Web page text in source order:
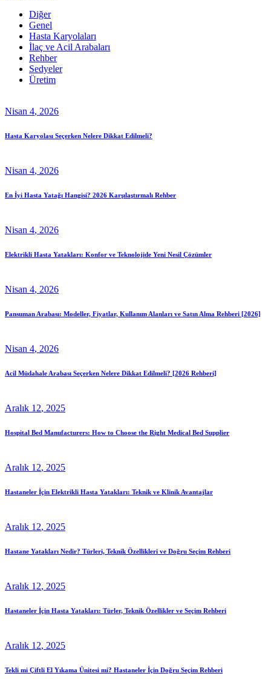
Diğer
Genel
Hasta Karyolaları
İlaç ve Acil Arabaları
Rehber
Sedyeler
Üretim
Nisan 4, 2026
Hasta Karyolası Seçerken Nelere Dikkat Edilmeli?
Nisan 4, 2026
En İyi Hasta Yatağı Hangisi? 2026 Karşılaştırmalı Rehber
Nisan 4, 2026
Elektrikli Hasta Yatakları: Konfor ve Teknolojide Yeni Nesil Çözümler
Nisan 4, 2026
Pansuman Arabası: Modeller, Fiyatlar, Kullanım Alanları ve Satın Alma Rehberi [2026]
Nisan 4, 2026
Acil Müdahale Arabası Seçerken Nelere Dikkat Edilmeli? [2026 Rehberi]
Aralık 12, 2025
Hospital Bed Manufacturers: How to Choose the Right Medical Bed Supplier
Aralık 12, 2025
Hastaneler İçin Elektrikli Hasta Yatakları: Teknik ve Klinik Avantajlar
Aralık 12, 2025
Hastane Yatakları Nedir? Türleri, Teknik Özellikleri ve Doğru Seçim Rehberi
Aralık 12, 2025
Hastaneler İçin Hasta Yatakları: Türler, Teknik Özellikler ve Seçim Rehberi
Aralık 12, 2025
Tekli mi Çiftli El Yıkama Ünitesi mi? Hastaneler İçin Doğru Seçim Rehberi